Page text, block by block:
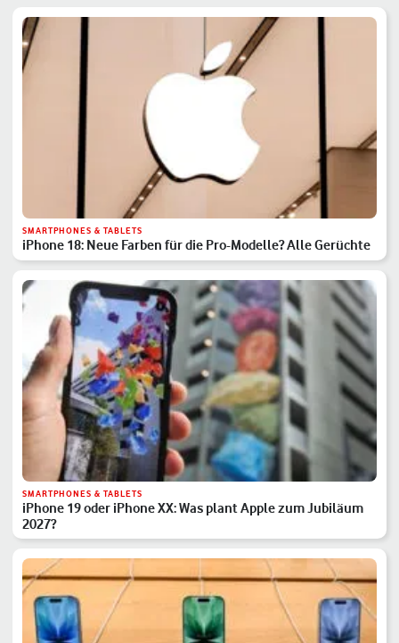
SMARTPHONES & TABLETS
iPhone 18: Neue Farben für die Pro-Modelle? Alle Gerüchte
SMARTPHONES & TABLETS
iPhone 19 oder iPhone XX: Was plant Apple zum Jubiläum
2027?